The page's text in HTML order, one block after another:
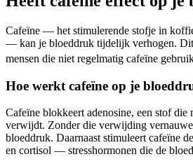
Cafeïne — het stimulerende stofje in
— kan je bloeddruk tijdelijk verhogen. Dit
mensen die niet regelmatig cafeïne
Hoe werkt cafeïne op je
Cafeïne blokkeert adenosine, een stof die
verwijdt. Zonder die verwijding
bloeddruk. Daarnaast stimuleert cafeïne
en cortisol — stresshormonen die de